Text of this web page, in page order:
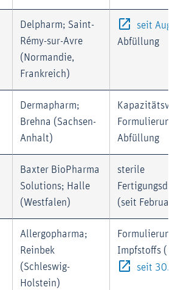
Externer-Link (Öffnet im neuen Fenster)
Delpharm; Saint-
Rémy-sur-Avre
(Normandie,
Frankreich)
seit
Abfüllung
Externer-Link (Öffnet im neuen Fenster)
Dermapharm;
Brehna (Sachsen-
Anhalt)
Formulierung
Abfüllung
Externer-Link (Öffnet im neuen Fenster)
Baxter BioPharma
Solutions; Halle
(Westfalen)
sterile
(seit Februar
Externer-Link (Öffnet im neuen Fenster)
Allergopharma;
Reinbek
(Schleswig-
Holstein)
Formulierung
Impfstoffs (
seit